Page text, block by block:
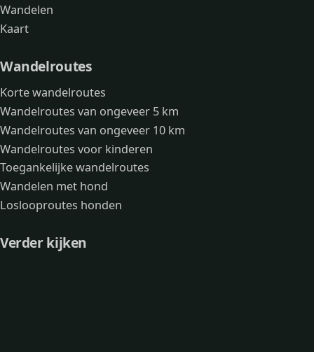
Wandelen
Kaart
Wandelroutes
Korte wandelroutes
Wandelroutes van ongeveer 5 km
Wandelroutes van ongeveer 10 km
Wandelroutes voor kinderen
Toegankelijke wandelroutes
Wandelen met hond
Loslooproutes honden
Verder kijken